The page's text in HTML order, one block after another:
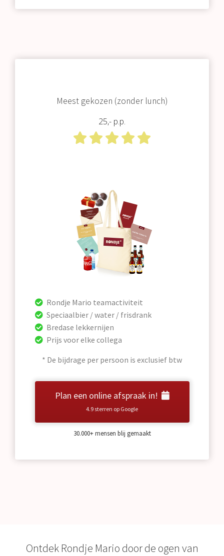
Meest gekozen (zonder lunch)
25,- p.p.
Rondje Mario teamactiviteit
Speciaalbier / water / frisdrank
Bredase lekkernijen
Prijs voor elke collega
* De bijdrage per persoon is exclusief btw
Plan een online afspraak in!
4.9 sterren op Google
30.000+ mensen blij gemaakt
Ontdek Rondje Mario door de ogen van